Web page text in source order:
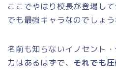
ここでやはり校長が登場し
でも最強キャラなのでしょう
名前も知らないイノセント
力はあるはずで、 それでも